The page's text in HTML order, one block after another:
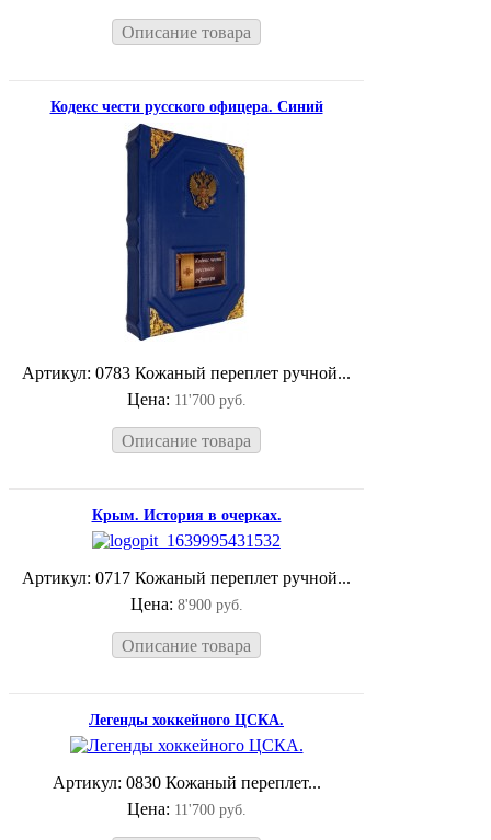
Описание товара
Кодекс чести русского офицера. Синий
Артикул: 0783 Кожаный переплет ручной...
Цена: 11'700 руб.
Описание товара
Крым. История в очерках.
Артикул: 0717 Кожаный переплет ручной...
Цена: 8'900 руб.
Описание товара
Легенды хоккейного ЦСКА.
Артикул: 0830 Кожаный переплет...
Цена: 11'700 руб.